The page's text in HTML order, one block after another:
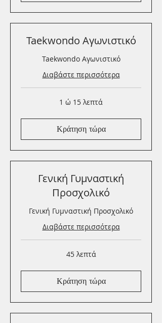
Taekwondo Αγωνιστικό
Taekwondo Αγωνιστικό
Διαβάστε περισσότερα
1 ώ 15 λεπτά
Κράτηση τώρα
Γενική Γυμναστική
Προσχολικό
Γενική Γυμναστική Προσχολικό
Διαβάστε περισσότερα
45 λεπτά
Κράτηση τώρα